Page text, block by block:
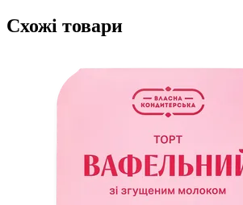
Схожі товари